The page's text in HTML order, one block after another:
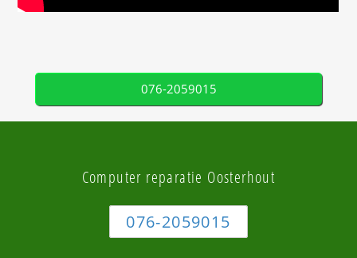
076-2059015
Computer reparatie Oosterhout
076-2059015